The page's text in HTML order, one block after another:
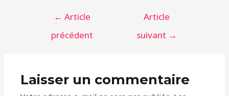
Navigation
l’article
← Article
précédent
Article
suivant →
Laisser un commentaire